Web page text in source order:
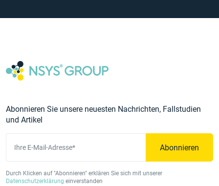
Abonnieren Sie unsere neuesten Nachrichten, Fallstudien
und Artikel
Ihre E-Mail-Adresse* Abonnieren
Durch Klicken auf "Abonnieren" erklären Sie sich mit unserer
Datenschutzerklärung einverstanden